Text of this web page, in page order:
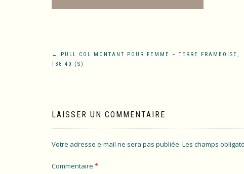
Navigation
←
PULL COL MONTANT POUR FEMME – TERRE FRAMBOISE,
T38-40 (S)
LAISSER UN COMMENTAIRE
Votre adresse e-mail ne sera pas publiée. Les champs
Commentaire *